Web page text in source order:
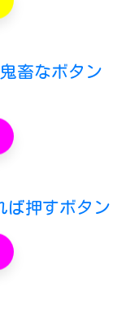
畜なボタン
ば押すボタン